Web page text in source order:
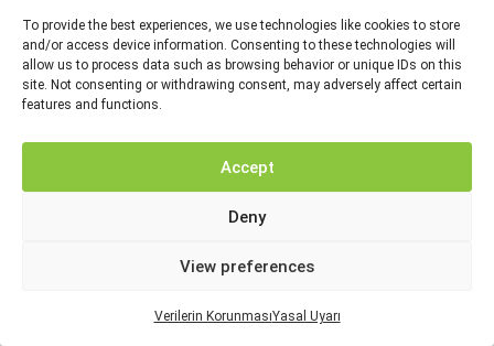
To provide the best experiences, we use technologies like cookies to store
and/or access device information. Consenting to these technologies will
allow us to process data such as browsing behavior or unique IDs on this
site. Not consenting or withdrawing consent, may adversely affect certain
features and functions.
Accept
Deny
View preferences
Verilerin KorunmasıYasal Uyarı
YASAL UYARI